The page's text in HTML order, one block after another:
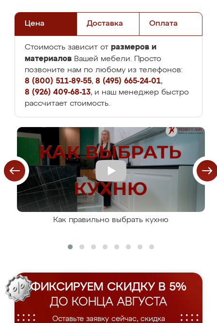
Цена Доставка Оплата
Стоимость зависит от размеров и
материалов Вашей мебели. Просто
позвоните нам по любому из телефонов:
8 (800) 511-89-55, 8 (495) 665-24-01,
8 (926) 409-68-13, и наш менеджер быстро
рассчитает стоимость.
Как правильно выбрать кухню
ФИКСИРУЕМ СКИДКУ В 5%
ДО КОНЦА АВГУСТА
Оставьте заявку сейчас, скидка